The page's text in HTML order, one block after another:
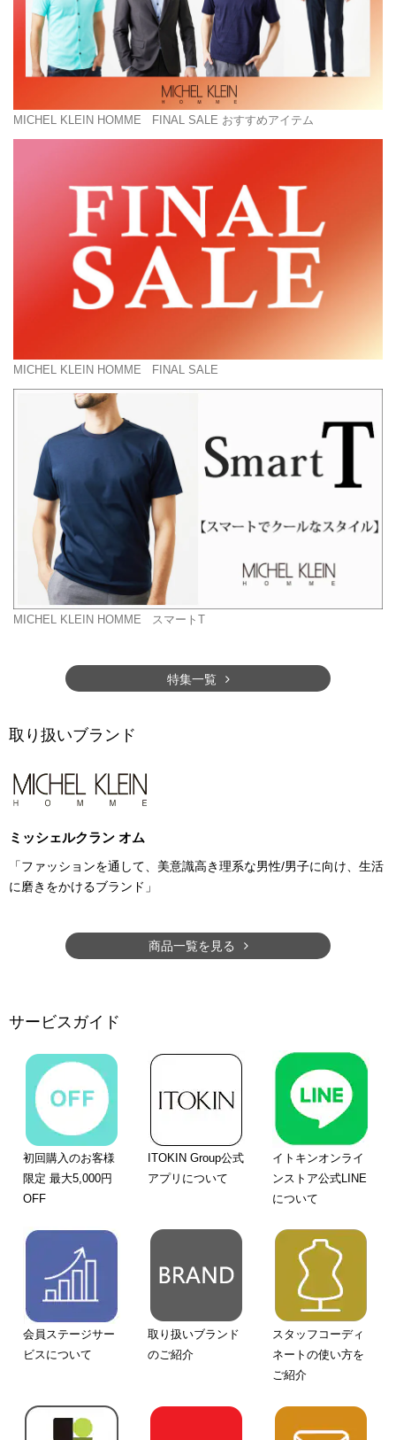
MICHEL KLEIN HOMME FINAL SALE おすすめアイテム
MICHEL KLEIN HOMME FINAL SALE
MICHEL KLEIN HOMME スマートT
特集一覧
取り扱いブランド
ミッシェルクラン オム
「ファッションを通して、美意識高き理系な男性/男子に向け、生活
に磨きをかけるブランド」
商品一覧を見る
サービスガイド
初回購入のお客様
限定 最大5,000円
OFF
ITOKIN Group公式
アプリについて
イトキンオンライ
ンストア公式LINE
について
会員ステージサー
ビスについて
取り扱いブランド
のご紹介
スタッフコーディ
ネートの使い方を
ご紹介